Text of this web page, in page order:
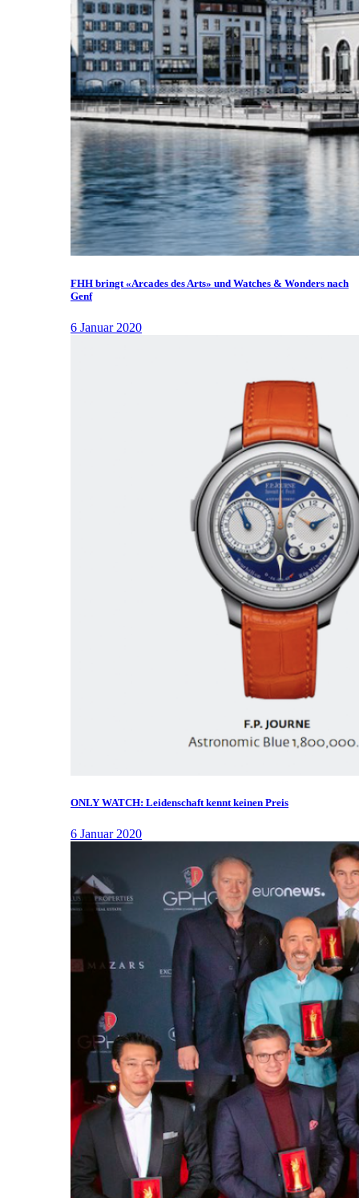
FHH bringt «Arcades des Arts» und Watches & Wonders nach
Genf
6 Januar 2020
ONLY WATCH: Leidenschaft kennt keinen Preis
6 Januar 2020